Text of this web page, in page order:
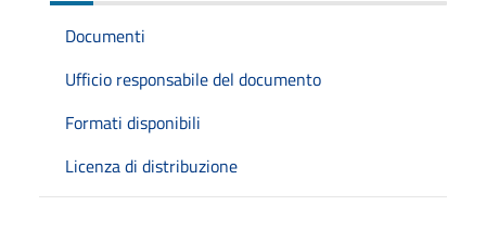
Documenti
Ufficio responsabile del documento
Formati disponibili
Licenza di distribuzione